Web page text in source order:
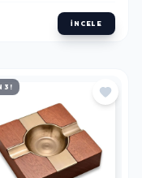
İNCELE
3!